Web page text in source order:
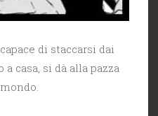
di staccarsi dai
casa, si dà alla pazza